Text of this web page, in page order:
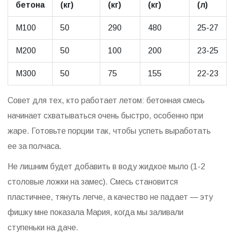
бетона
(кг)
(кг)
(кг)
(л)
М100 50 290 480 25-27
М200 50 100 200 23-25
М300 50 75 155 22-23
Совет для тех, кто работает летом: бетонная смесь
начинает схватываться очень быстро, особенно при
жаре. Готовьте порции так, чтобы успеть выработать
ее за полчаса.
Не лишним будет добавить в воду жидкое мыло (1-2
столовые ложки на замес). Смесь становится
пластичнее, тянуть легче, а качество не падает — эту
фишку мне показала Мария, когда мы заливали
ступеньки на даче.